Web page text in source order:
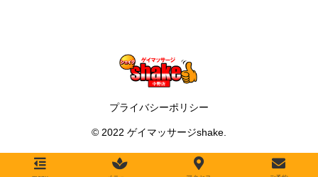
プライバシーポリシー
© 2022 ゲイマッサージshake.